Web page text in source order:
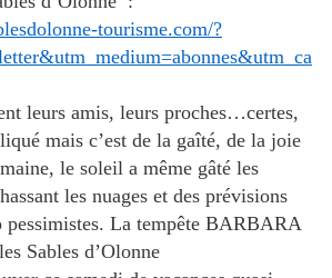
tourisme.com/?
leurs amis, leurs proches…certes,
mais c’est de la gaîté, de la joie
le soleil a même gâté les
les nuages et des prévisions
pessimistes. La tempête BARBARA
Sables d’Olonne